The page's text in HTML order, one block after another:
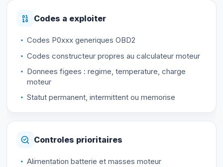
Codes a exploiter
Codes P0xxx generiques OBD2
Codes constructeur propres au calculateur moteur
Donnees figees : regime, temperature, charge
moteur
Statut permanent, intermittent ou memorise
Controles prioritaires
Alimentation batterie et masses moteur